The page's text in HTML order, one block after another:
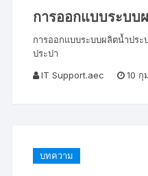
การออกแบบระบบ
การออกแบบระบบผลิตน้ำปร
ประปา
IT Support.aec
10 กุ
บทความ